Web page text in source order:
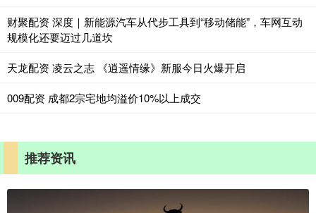
财聚配资 深度｜新能源汽车从代步工具到“移动储能”，车网互动
规模化还要迈过几道坎
天龙配资 凌云之志 《逍遥情缘》新服今日火爆开启
009配资 成都2宗宅地均溢价10%以上成交
推荐资讯